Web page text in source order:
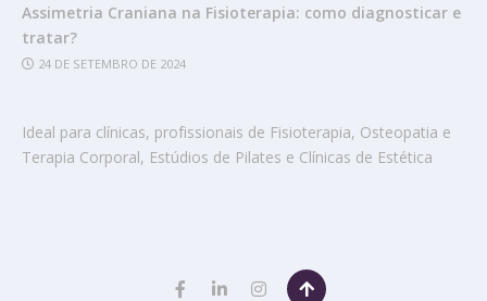
Assimetria Craniana na Fisioterapia: como diagnosticar e
tratar?
24 DE SETEMBRO DE 2024
Ideal para clínicas, profissionais de Fisioterapia, Osteopatia e
Terapia Corporal, Estúdios de Pilates e Clínicas de Estética